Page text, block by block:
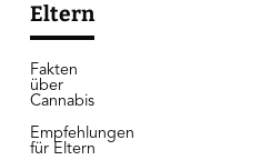
Eltern
Fakten
über
Cannabis
Empfehlungen
für Eltern